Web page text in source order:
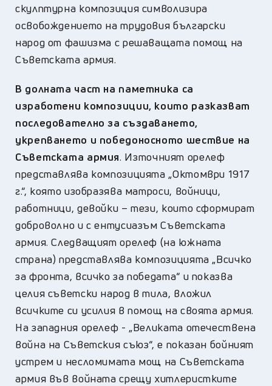
скулптурна композиция символизира
освобождението на трудовия български
народ от фашизма с решаващата помощ на
Съветската армия.
В долната част на паметника са
изработени композиции, които разказват
последователно за създаването,
укрепването и победоносното шествие на
Съветската армия. Източният орелеф
представлява композицията „Октомври 1917
г.“, която изобразява матроси, войници,
работници, девойки – тези, които сформират
доброволно и с ентусиазъм Съветската
армия. Следващият орелеф (на южната
страна) представлява композицията „Всичко
за фронта, всичко за победата“ и показва
целия съветски народ в тила, вложил
всичките си усилия в помощ на своята армия.
На западния орелеф - „Великата отечествена
война на Съветския съюз“, е показан бойният
устрем и несломимата мощ на Съветската
армия във войната срещу хитлеристките